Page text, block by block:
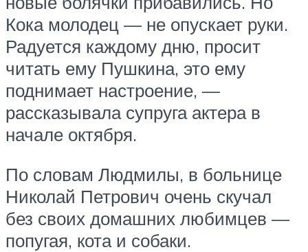
Кока молодец — не опускает руки.
Радуется каждому дню, просит
читать ему Пушкина, это ему
поднимает настроение, —
рассказывала супруга актера в
начале октября.
По словам Людмилы, в больнице
Николай Петрович очень скучал
без своих домашних любимцев —
попугая, кота и собаки.